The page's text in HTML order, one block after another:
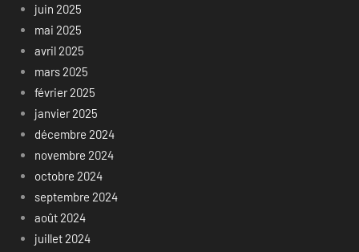
juin 2025
mai 2025
avril 2025
mars 2025
février 2025
janvier 2025
décembre 2024
novembre 2024
octobre 2024
septembre 2024
août 2024
juillet 2024